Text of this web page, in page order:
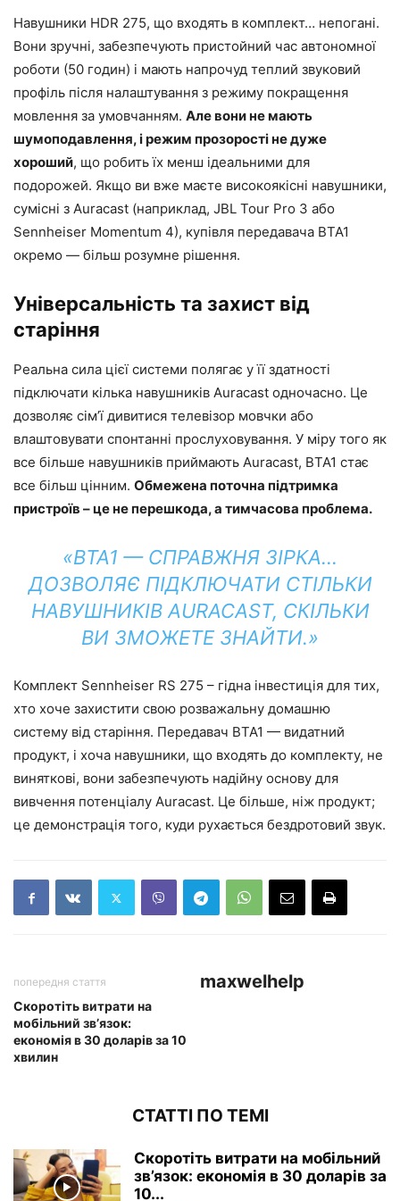
Навушники HDR 275, що входять в комплект… непогані.
Вони зручні, забезпечують пристойний час автономної
роботи (50 годин) і мають напрочуд теплий звуковий
профіль після налаштування з режиму покращення
мовлення за умовчанням. Але вони не мають
шумоподавлення, і режим прозорості не дуже
хороший, що робить їх менш ідеальними для
подорожей. Якщо ви вже маєте високоякісні навушники,
сумісні з Auracast (наприклад, JBL Tour Pro 3 або
Sennheiser Momentum 4), купівля передавача BTA1
окремо — більш розумне рішення.
Універсальність та захист від
старіння
Реальна сила цієї системи полягає у її здатності
підключати кілька навушників Auracast одночасно. Це
дозволяє сім’ї дивитися телевізор мовчки або
влаштовувати спонтанні прослуховування. У міру того як
все більше навушників приймають Auracast, BTA1 стає
все більш цінним. Обмежена поточна підтримка
пристроїв – це не перешкода, а тимчасова проблема.
«BTA1 — СПРАВЖНЯ ЗІРКА…
ДОЗВОЛЯЄ ПІДКЛЮЧАТИ СТІЛЬКИ
НАВУШНИКІВ AURACAST, СКІЛЬКИ
ВИ ЗМОЖЕТЕ ЗНАЙТИ.»
Комплект Sennheiser RS ​​275 – гідна інвестиція для тих,
хто хоче захистити свою розважальну домашню
систему від старіння. Передавач BTA1 — видатний
продукт, і хоча навушники, що входять до комплекту, не
виняткові, вони забезпечують надійну основу для
вивчення потенціалу Auracast. Це більше, ніж продукт;
це демонстрація того, куди рухається бездротовий звук.
попередня стаття
Скоротіть витрати на
мобільний зв’язок:
економія в 30 доларів за 10
хвилин
maxwelhelp
СТАТТІ ПО ТЕМІ
Скоротіть витрати на мобільний
зв’язок: економія в 30 доларів за
10...